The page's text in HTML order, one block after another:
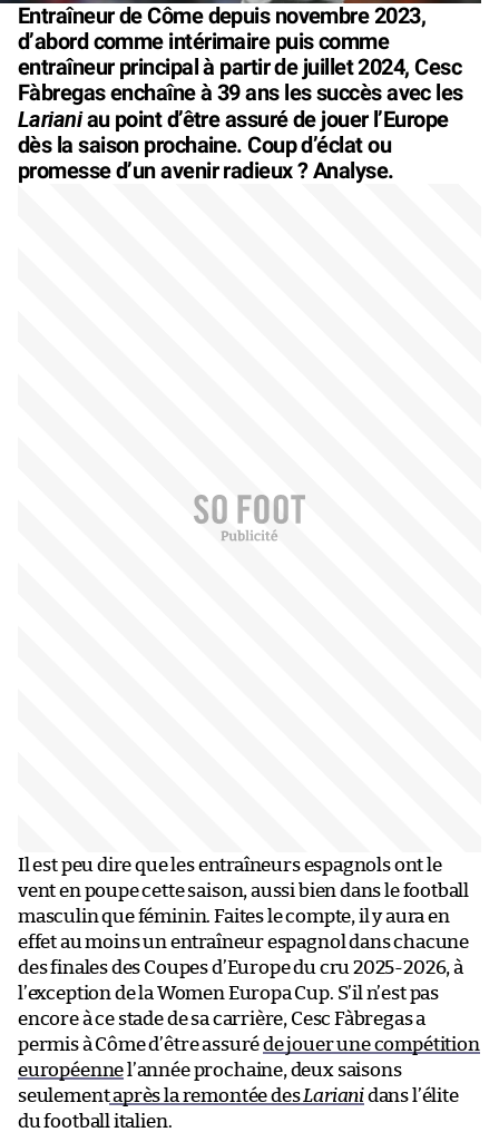
Entraîneur de Côme depuis novembre 2023,
d’abord comme intérimaire puis comme
entraîneur principal à partir de juillet 2024, Cesc
Fàbregas enchaîne à 39 ans les succès avec les
Larianiau point d’être assuré de jouer l’Europe
dès la saison prochaine. Coup d’éclat ou
promesse d’un avenir radieux ? Analyse.
Il est peu dire que les entraîneurs espagnols ont le
vent en poupe cette saison, aussi bien dans le football
masculin que féminin. Faites le compte, il y aura en
effet au moins un entraîneur espagnol dans chacune
des finales des Coupes d’Europe du cru 2025-2026, à
l’exception de la Women Europa Cup. S’il n’est pas
encore à ce stade de sa carrière, Cesc Fàbregas a
permis à Côme d’être assuréde jouer une compétition
européenne l’année prochaine, deux saisons
seulementaprès la remontée desLarianidans l’élite
du football italien.